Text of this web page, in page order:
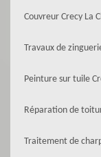
Couvreur Crecy La
Travaux de
Peinture sur tuile
Réparation de
Traitement de